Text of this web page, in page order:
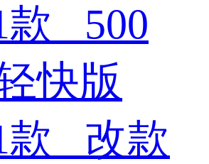
款 500
快版
款 改款